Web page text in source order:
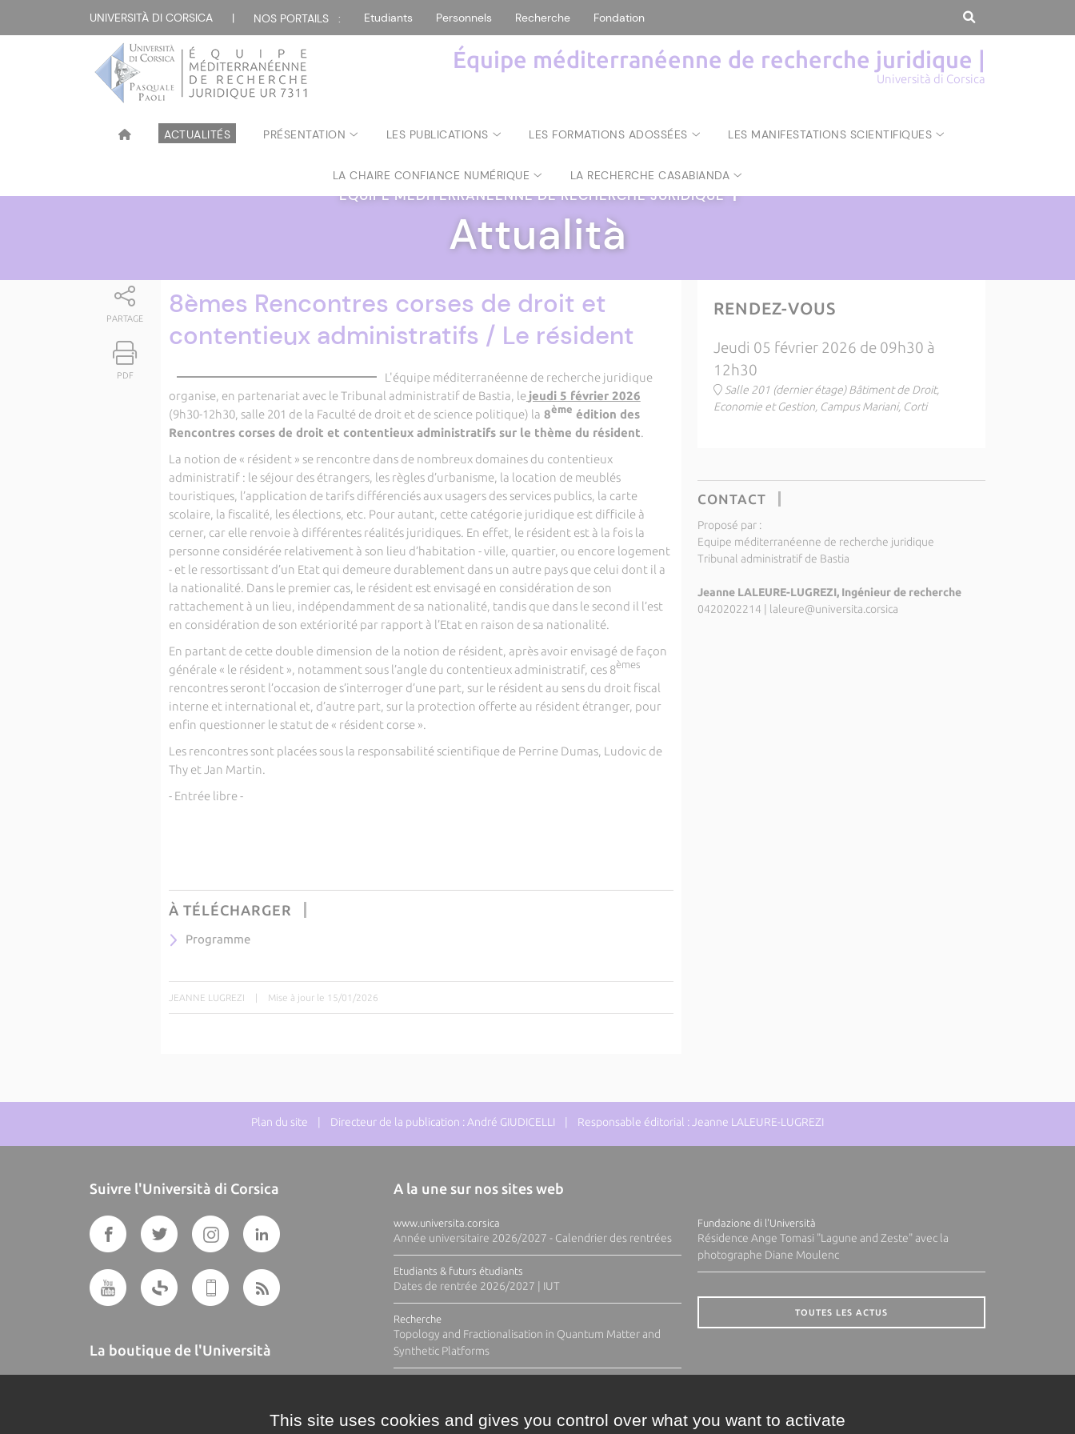
UNIVERSITÀ DI CORSICA | NOS PORTAILS : Etudiants Personnels Recherche Fondation
Équipe méditerranéenne de recherche juridique |
Università di Corsica
ACTUALITÉS PRÉSENTATION LES PUBLICATIONS LES FORMATIONS ADOSSÉES LES MANIFESTATIONS SCIENTIFIQUES
LA CHAIRE CONFIANCE NUMÉRIQUE LA RECHERCHE CASABIANDA
ÉQUIPE MÉDITERRANÉENNE DE RECHERCHE JURIDIQUE|
Attualità
PARTAGE
PDF
8èmes Rencontres corses de droit et
contentieux administratifs / Le résident
L'équipe méditerranéenne de recherche juridique
organise, en partenariat avec le Tribunal administratif de Bastia, le jeudi 5 février 2026
(9h30-12h30, salle 201 de la Faculté de droit et de science politique) la 8ème édition des
Rencontres corses de droit et contentieux administratifs sur le thème du résident.
La notion de « résident » se rencontre dans de nombreux domaines du contentieux
administratif : le séjour des étrangers, les règles d’urbanisme, la location de meublés
touristiques, l’application de tarifs différenciés aux usagers des services publics, la carte
scolaire, la fiscalité, les élections, etc. Pour autant, cette catégorie juridique est difficile à
cerner, car elle renvoie à différentes réalités juridiques. En effet, le résident est à la fois la
personne considérée relativement à son lieu d’habitation - ville, quartier, ou encore logement
- et le ressortissant d’un Etat qui demeure durablement dans un autre pays que celui dont il a
la nationalité. Dans le premier cas, le résident est envisagé en considération de son
rattachement à un lieu, indépendamment de sa nationalité, tandis que dans le second il l’est
en considération de son extériorité par rapport à l’Etat en raison de sa nationalité.
En partant de cette double dimension de la notion de résident, après avoir envisagé de façon
générale « le résident », notamment sous l’angle du contentieux administratif, ces 8èmes
rencontres seront l’occasion de s’interroger d’une part, sur le résident au sens du droit fiscal
interne et international et, d’autre part, sur la protection offerte au résident étranger, pour
enfin questionner le statut de « résident corse ».
Les rencontres sont placées sous la responsabilité scientifique de Perrine Dumas, Ludovic de
Thy et Jan Martin.
- Entrée libre -
À TÉLÉCHARGER
Programme
JEANNE LUGREZI | Mise à jour le 15/01/2026
RENDEZ-VOUS
Jeudi 05 février 2026 de 09h30 à
12h30
Salle 201 (dernier étage) Bâtiment de Droit,
Economie et Gestion, Campus Mariani, Corti
CONTACT
Proposé par :
Equipe méditerranéenne de recherche juridique
Tribunal administratif de Bastia
Jeanne LALEURE-LUGREZI, Ingénieur de recherche
0420202214
laleure@universita.corsica
Plan du site | Directeur de la publication : André GIUDICELLI | Responsable éditorial : Jeanne LALEURE-LUGREZI
Suivre l'Università di Corsica
La boutique de l'Università
A la une sur nos sites web
www.universita.corsica
Année universitaire 2026/2027 - Calendrier des rentrées
Etudiants & futurs étudiants
Dates de rentrée 2026/2027 | IUT
Recherche
Topology and Fractionalisation in Quantum Matter and
Synthetic Platforms
Fundazione di l'Università
Résidence Ange Tomasi "Lagune and Zeste" avec la
photographe Diane Moulenc
TOUTES LES ACTUS
This site uses cookies and gives you control over what you want to activate